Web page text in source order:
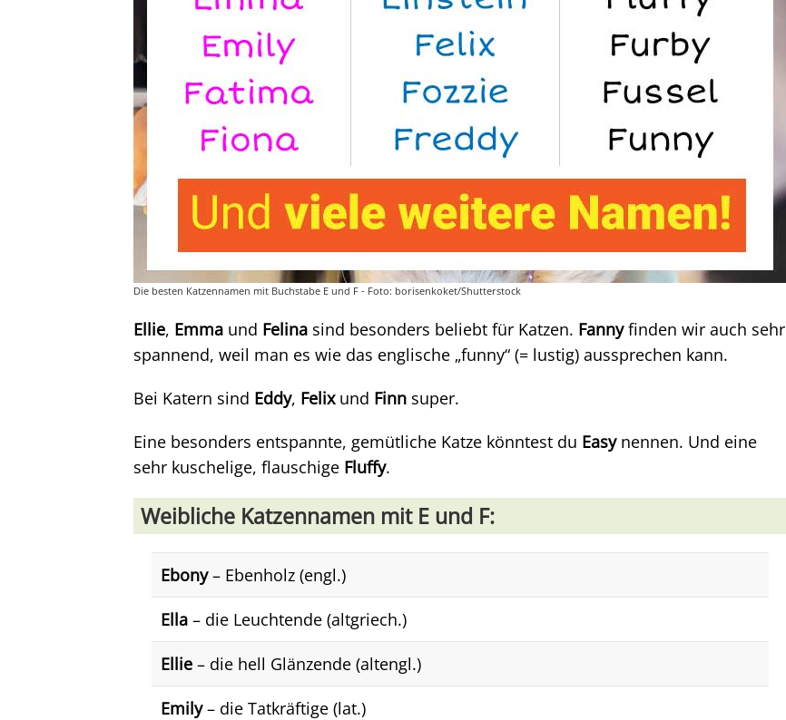
Die besten Katzennamen mit Buchstabe E und F - Foto: borisenkoket/Shutterstock
Ellie, Emma und Felina sind besonders beliebt für Katzen. Fannyfinden wir auch sehr
spannend, weil man es wie das englische „funny“ (= lustig) aussprechen kann.
Bei Katern sind Eddy, Felixund Finn super.
Eine besonders entspannte, gemütliche Katze könntest du Easynennen. Und eine
sehr kuschelige, flauschige Fluffy.
Weibliche Katzennamen mit E und F:
Ebony– Ebenholz (engl.)
Ella – die Leuchtende (altgriech.)
Ellie – die hell Glänzende (altengl.)
Emily– die Tatkräftige (lat.)